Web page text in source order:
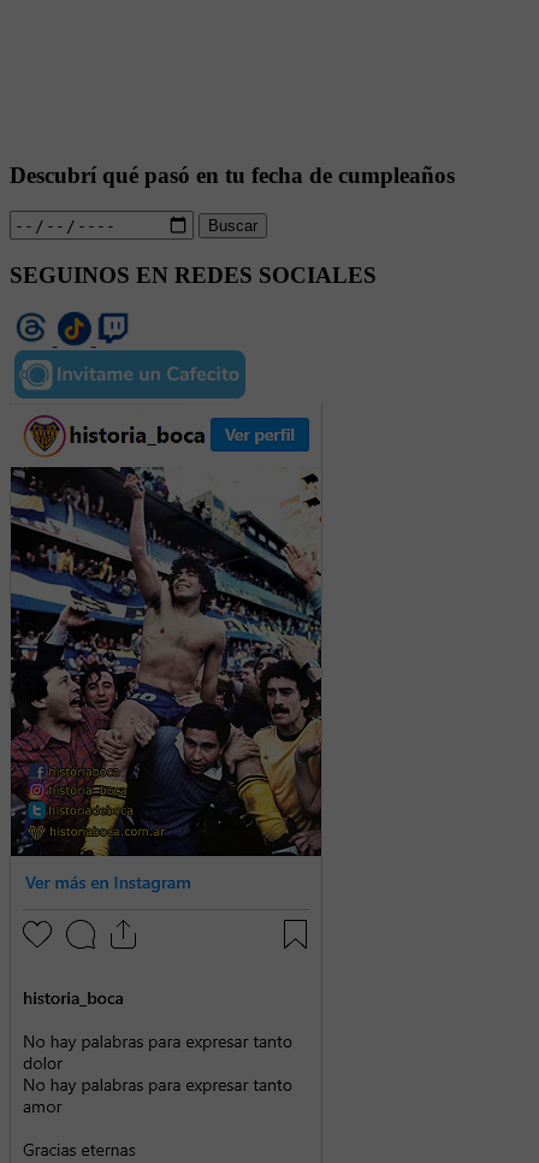
Descubrí qué pasó en tu fecha de cumpleaños
Buscar
SEGUINOS EN REDES SOCIALES